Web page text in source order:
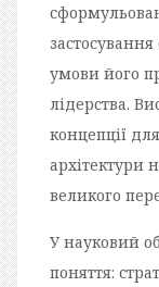
застосування
умови його
лідерства.
концепції
архітектури
великого
У науковий
поняття: